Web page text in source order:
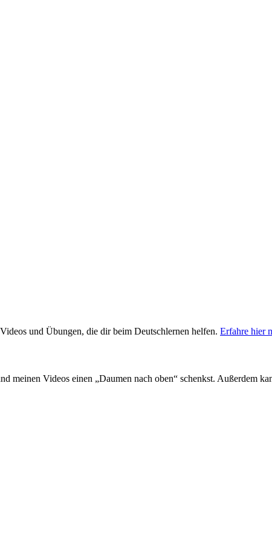
und Übungen, die dir beim Deutschlernen helfen. Erfahre hier
meinen Videos einen „Daumen nach oben“ schenkst. Außerdem